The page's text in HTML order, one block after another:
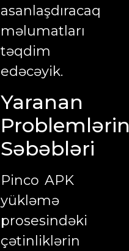
asanlaşdıracaq
məlumatları
təqdim
edəcəyik.
Yaranan
Səbəbləri
Pinco APK
yükləmə
prosesindəki
çətinliklərin